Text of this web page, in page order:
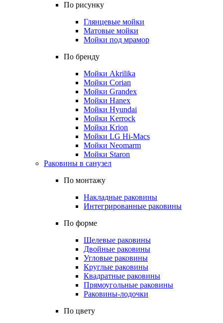
По рисунку
Глянцевые мойки
Матовые мойки
Мойки под мрамор
По бренду
Мойки Akrilika
Мойки Corian
Мойки Grandex
Мойки Hanex
Мойки Hyundai
Мойки Kerrock
Мойки Krion
Мойки LG Hi-Macs
Мойки Neomarm
Мойки Staron
Раковины в санузел
По монтажу
Накладные раковины
Интегрированные раковины
По форме
Щелевые раковины
Двойные раковины
Угловые раковины
Круглые раковины
Квадратные раковины
Прямоугольные раковины
Раковины-лодочки
По цвету